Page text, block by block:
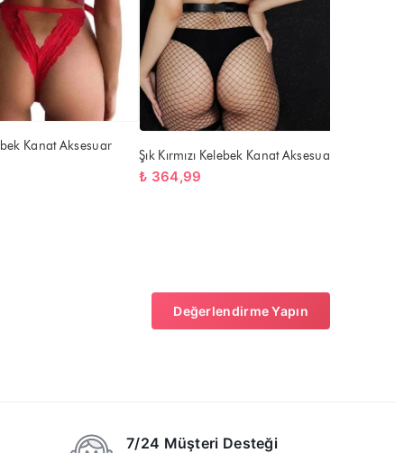
Kanat Aksesuar
Şık Kırmızı Kelebek Kanat Aksesuarı
₺ 364,99
Değerlendirme Yapın
7/24 Müşteri Desteği